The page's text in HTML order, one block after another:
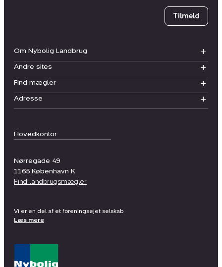
Hovedkontor
Nørregade 49
1165 København K
Find landbrugsmægler
Om Nybolig Landbrug
Andre sites
Find mægler
Adresse
Tilmeld
Vi er en del af et foreningsejet selskab
Læs mere